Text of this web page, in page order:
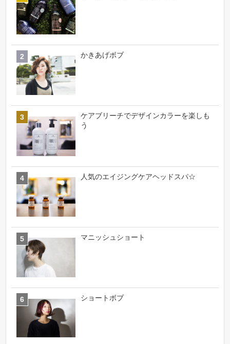
かきあげボブ
ケアブリーチでデザインカラーを楽しも
う
人気のエイジングケアヘッドスパ☆
マニッシュショート
ショートボブ